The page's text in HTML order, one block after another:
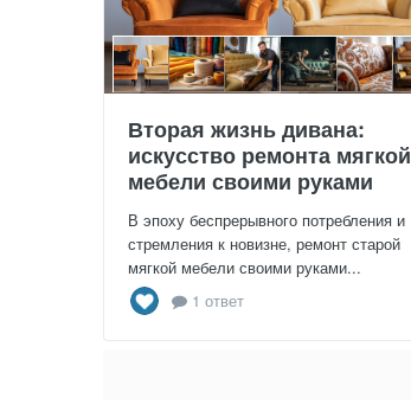
Вторая жизнь дивана:
искусство ремонта мягкой
мебели своими руками
В эпоху беспрерывного потребления и
стремления к новизне, ремонт старой
мягкой мебели своими руками...
1 ответ